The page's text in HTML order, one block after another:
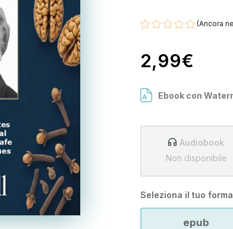
(Ancora
2,99€
Ebook con
Audiobook
Non disponibile
Seleziona il tuo
epub